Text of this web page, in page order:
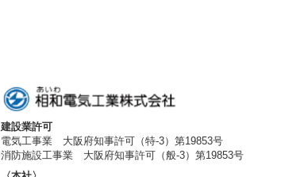
建設業許可
電気工事業 大阪府知事許可（特-3）第19853号
消防施設工事業 大阪府知事許可（般-3）第19853号